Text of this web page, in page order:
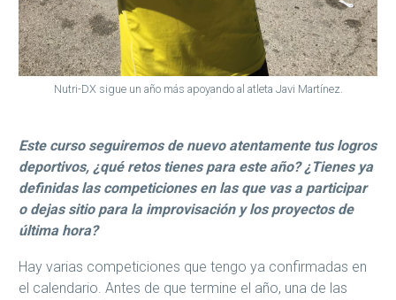
Nutri-DX sigue un año más apoyando al atleta Javi Martínez.
Este curso seguiremos de nuevo atentamente tus logros
deportivos, ¿qué retos tienes para este año? ¿Tienes ya
definidas las competiciones en las que vas a participar
o dejas sitio para la improvisación y los proyectos de
última hora?
Hay varias competiciones que tengo ya confirmadas en
el calendario. Antes de que termine el año, una de las